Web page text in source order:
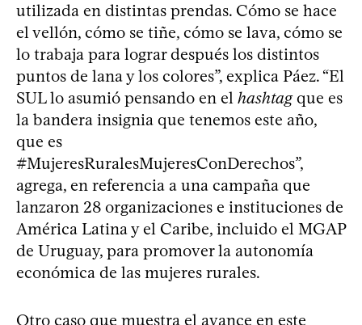
utilizada en distintas prendas. Cómo se hace
el vellón, cómo se tiñe, cómo se lava, cómo se
lo trabaja para lograr después los distintos
puntos de lana y los colores”, explica Páez. “El
SUL lo asumió pensando en el hashtagque es
la bandera insignia que tenemos este año,
que es
#MujeresRuralesMujeresConDerechos”,
agrega, en referencia a una campaña que
lanzaron 28 organizaciones e instituciones de
América Latina y el Caribe, incluido el MGAP
de Uruguay, para promover la autonomía
económica de las mujeres rurales.
Otro caso que muestra el avance en este